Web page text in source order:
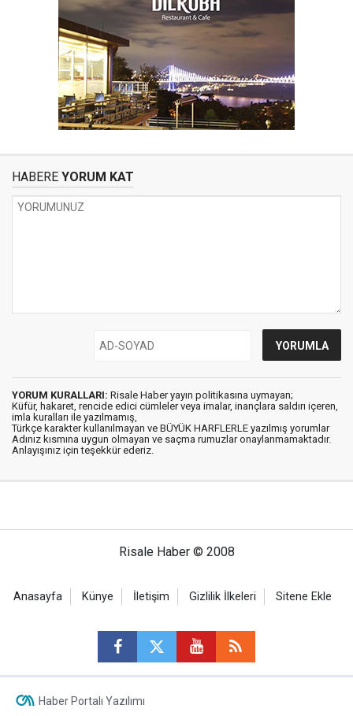
HABERE YORUM KAT
YORUM KURALLARI: Risale Haber yayın politikasına uymayan;
Küfür, hakaret, rencide edici cümleler veya imalar, inançlara saldırı içeren,
imla kuralları ile yazılmamış,
Türkçe karakter kullanılmayan ve BÜYÜK HARFLERLE yazılmış yorumlar
Adınız kısmına uygun olmayan ve saçma rumuzlar onaylanmamaktadır.
Anlayışınız için teşekkür ederiz.
Risale Haber © 2008
Anasayfa Künye İletişim Gizlilik İlkeleri Sitene Ekle
Haber Portalı Yazılımı